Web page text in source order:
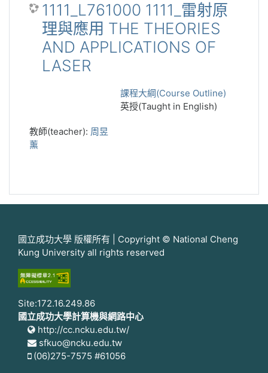
1111_L761000 1111_雷射原
理與應用 THE THEORIES
AND APPLICATIONS OF
LASER
課程大綱(Course Outline)
英授(Taught in English)
教師(teacher): 周昱
薰
國立成功大學 版權所有 | Copyright © National Cheng
Kung University all rights reserved
Site:172.16.249.86
國立成功大學計算機與網路中心
http://cc.ncku.edu.tw/
sfkuo@ncku.edu.tw
(06)275-7575 #61056